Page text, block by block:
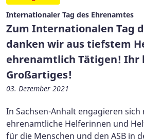
Internationaler Tag des Ehrenamtes
Zum Internationalen Tag
danken wir aus tiefstem
ehrenamtlich Tätigen! Ihr
Großartiges!
03. Dezember 2021
In Sachsen-Anhalt engagieren
ehrenamtliche Helferinnen und
für die Menschen und den ASB in